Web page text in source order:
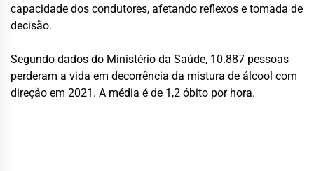
capacidade dos condutores, afetando reflexos e tomada de
decisão.
Segundo dados do Ministério da Saúde, 10.887 pessoas
perderam a vida em decorrência da mistura de álcool com
direção em 2021. A média é de 1,2 óbito por hora.